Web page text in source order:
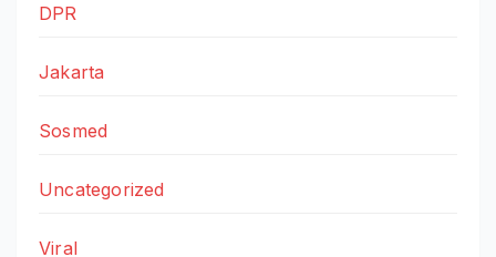
DPR
Jakarta
Sosmed
Uncategorized
Viral